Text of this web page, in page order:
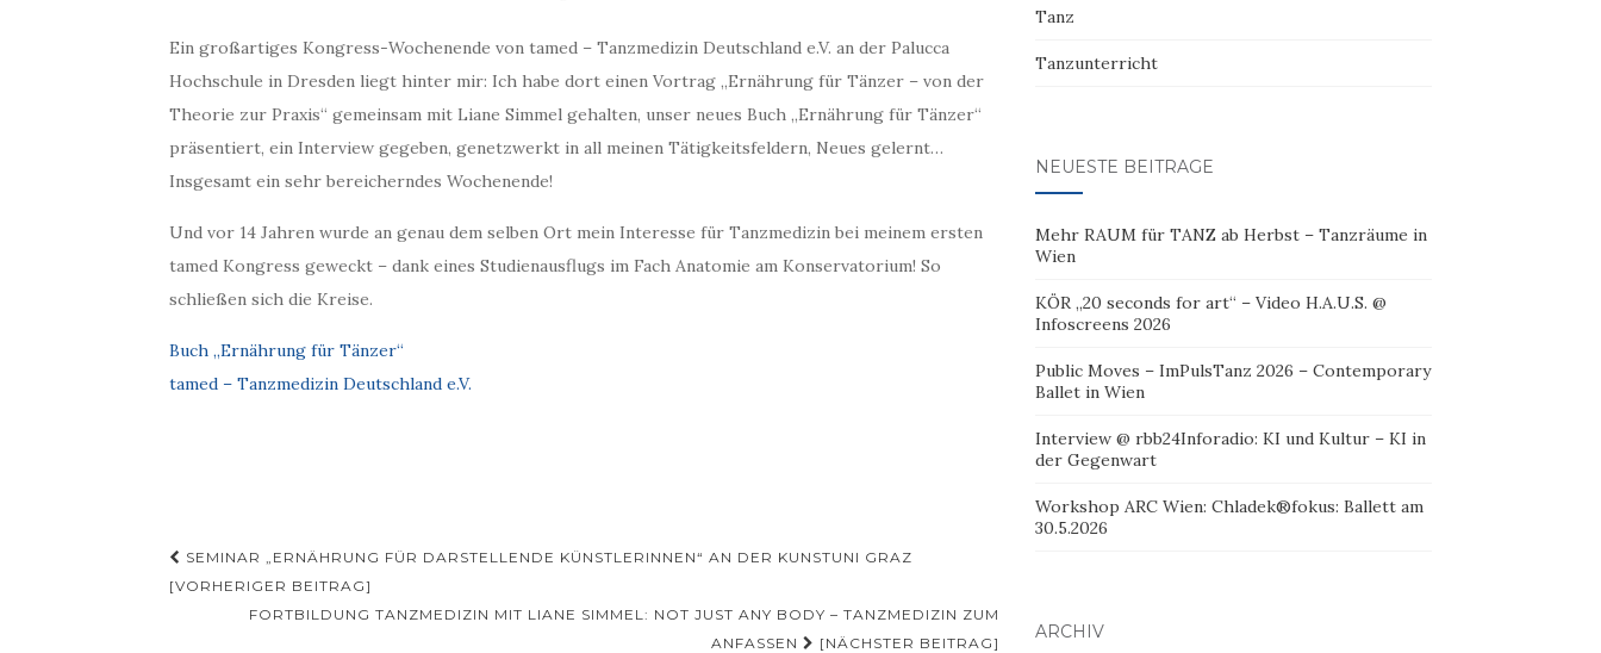
Ein großartiges Kongress-Wochenende von tamed – Tanzmedizin Deutschland e.V. an der Palucca
Hochschule in Dresden liegt hinter mir: Ich habe dort einen Vortrag „Ernährung für Tänzer – von der
Theorie zur Praxis“ gemeinsam mit Liane Simmel gehalten, unser neues Buch „Ernährung für Tänzer“
präsentiert, ein Interview gegeben, genetzwerkt in all meinen Tätigkeitsfeldern, Neues gelernt…
Insgesamt ein sehr bereicherndes Wochenende!
Und vor 14 Jahren wurde an genau dem selben Ort mein Interesse für Tanzmedizin bei meinem ersten
tamed Kongress geweckt – dank eines Studienausflugs im Fach Anatomie am Konservatorium! So
schließen sich die Kreise.
Buch „Ernährung für Tänzer“
tamed – Tanzmedizin Deutschland e.V.
Beitragsnavigation
SEMINAR „ERNÄHRUNG FÜR DARSTELLENDE KÜNSTLERINNEN“ AN DER KUNSTUNI GRAZ
[VORHERIGER BEITRAG]
FORTBILDUNG TANZMEDIZIN MIT LIANE SIMMEL: NOT JUST ANY BODY – TANZMEDIZIN ZUM
ANFASSEN
[NÄCHSTER BEITRAG]
Tanz
Tanzunterricht
NEUESTE BEITRÄGE
Mehr RAUM für TANZ ab Herbst – Tanzräume in
Wien
KÖR „20 seconds for art“ – Video H.A.U.S. @
Infoscreens 2026
Public Moves – ImPulsTanz 2026 – Contemporary
Ballet in Wien
Interview @ rbb24Inforadio: KI und Kultur – KI in
der Gegenwart
Workshop ARC Wien: Chladek®fokus: Ballett am
30.5.2026
ARCHIV